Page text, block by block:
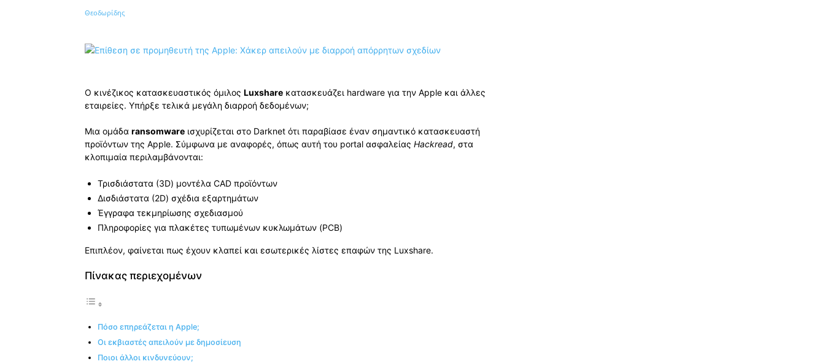
Κοινοποίηση
Ο κινέζικος κατασκευαστικός όμιλος Luxshare κατασκευάζει hardware για την Apple και άλλες
εταιρείες. Υπήρξε τελικά μεγάλη διαρροή δεδομένων;
Μια ομάδα ransomware ισχυρίζεται στο Darknet ότι παραβίασε έναν σημαντικό κατασκευαστή
προϊόντων της Apple. Σύμφωνα με αναφορές, όπως αυτή του portal ασφαλείας Hackread, στα
κλοπιμαία περιλαμβάνονται:
Τρισδιάστατα (3D) μοντέλα CAD προϊόντων
Δισδιάστατα (2D) σχέδια εξαρτημάτων
Έγγραφα τεκμηρίωσης σχεδιασμού
Πληροφορίες για πλακέτες τυπωμένων κυκλωμάτων (PCB)
Επιπλέον, φαίνεται πως έχουν κλαπεί και εσωτερικές λίστες επαφών της Luxshare.
Πίνακας περιεχομένων
Πόσο επηρεάζεται η Apple;
Οι εκβιαστές απειλούν με δημοσίευση
Ποιοι άλλοι κινδυνεύουν;